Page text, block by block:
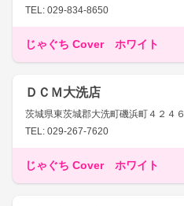
TEL: 029-834-8650
じゃぐち Cover ホワイト
ＤＣＭ大洗店
茨城県東茨城郡大洗町磯浜町４２４６
TEL: 029-267-7620
じゃぐち Cover ホワイト